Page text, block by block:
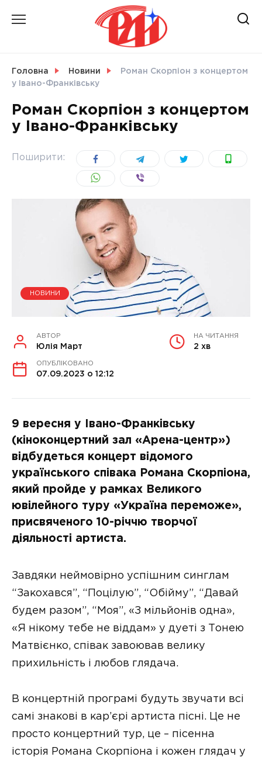
УКРАЇНА
Головна Новини
Роман Скорпіон з концертом
у Івано-Франківську
Роман Скорпіон з концертом
у Івано-Франківську
Поширити:
НОВИНИ
АВТОР
Юлія Март
НА ЧИТАННЯ
2 хв
ОПУБЛІКОВАНО
07.09.2023 о 12:12
9 вересня у Івано-Франківську
(кіноконцертний зал «Арена-центр»)
відбудеться концерт відомого
українського співака Романа Скорпіона,
який пройде у рамках Великого
ювілейного туру «Україна переможе»,
присвяченого 10-річчю творчої
діяльності артиста.
Завдяки неймовірно успішним синглам
“Закохався”, “Поцілую”, “Обійму”, “Давай
будем разом”, “Моя”, «З мільйонів одна»,
«Я нікому тебе не віддам» у дуеті з Тонею
Матвієнко, співак завоював велику
прихильність і любов глядача.
В концертній програмі будуть звучати всі
самі знакові в кар’єрі артиста пісні. Це не
просто концертний тур, це – пісенна
історія Романа Скорпіона і кожен глядач у